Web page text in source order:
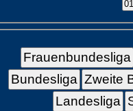
Frauenbundesliga
Bundesliga Zweite
Landesliga